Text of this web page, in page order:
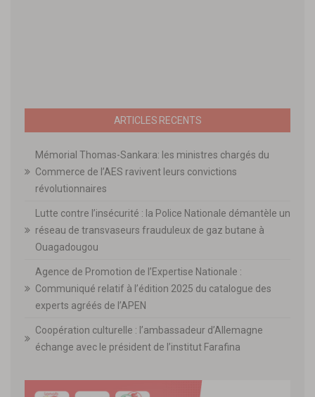
ARTICLES RECENTS
Mémorial Thomas-Sankara: les ministres chargés du
Commerce de l’AES ravivent leurs convictions
révolutionnaires
Lutte contre l’insécurité : la Police Nationale démantèle un
réseau de transvaseurs frauduleux de gaz butane à
Ouagadougou
Agence de Promotion de l’Expertise Nationale :
Communiqué relatif à l’édition 2025 du catalogue des
experts agréés de l’APEN
Coopération culturelle : l’ambassadeur d’Allemagne
échange avec le président de l’institut Farafina